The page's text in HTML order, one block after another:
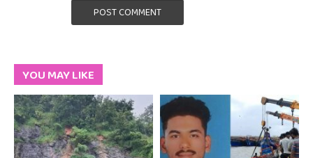
POST COMMENT
YOU MAY LIKE